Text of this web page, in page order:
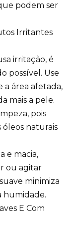
podem ser
Irritantes
irritação, é
possível. Use
a área afetada,
mais a pele.
pois
óleos naturais
e macia,
ou agitar
minimiza
humidade.
E Com